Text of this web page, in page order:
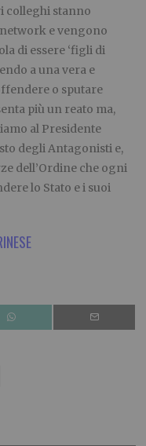
colleghi stanno
e vengono
di essere ‘figli di
a una vera e
o sputare
più un reato ma,
al Presidente
degli Antagonisti e,
dell’Ordine che ogni
lo Stato e i suoi